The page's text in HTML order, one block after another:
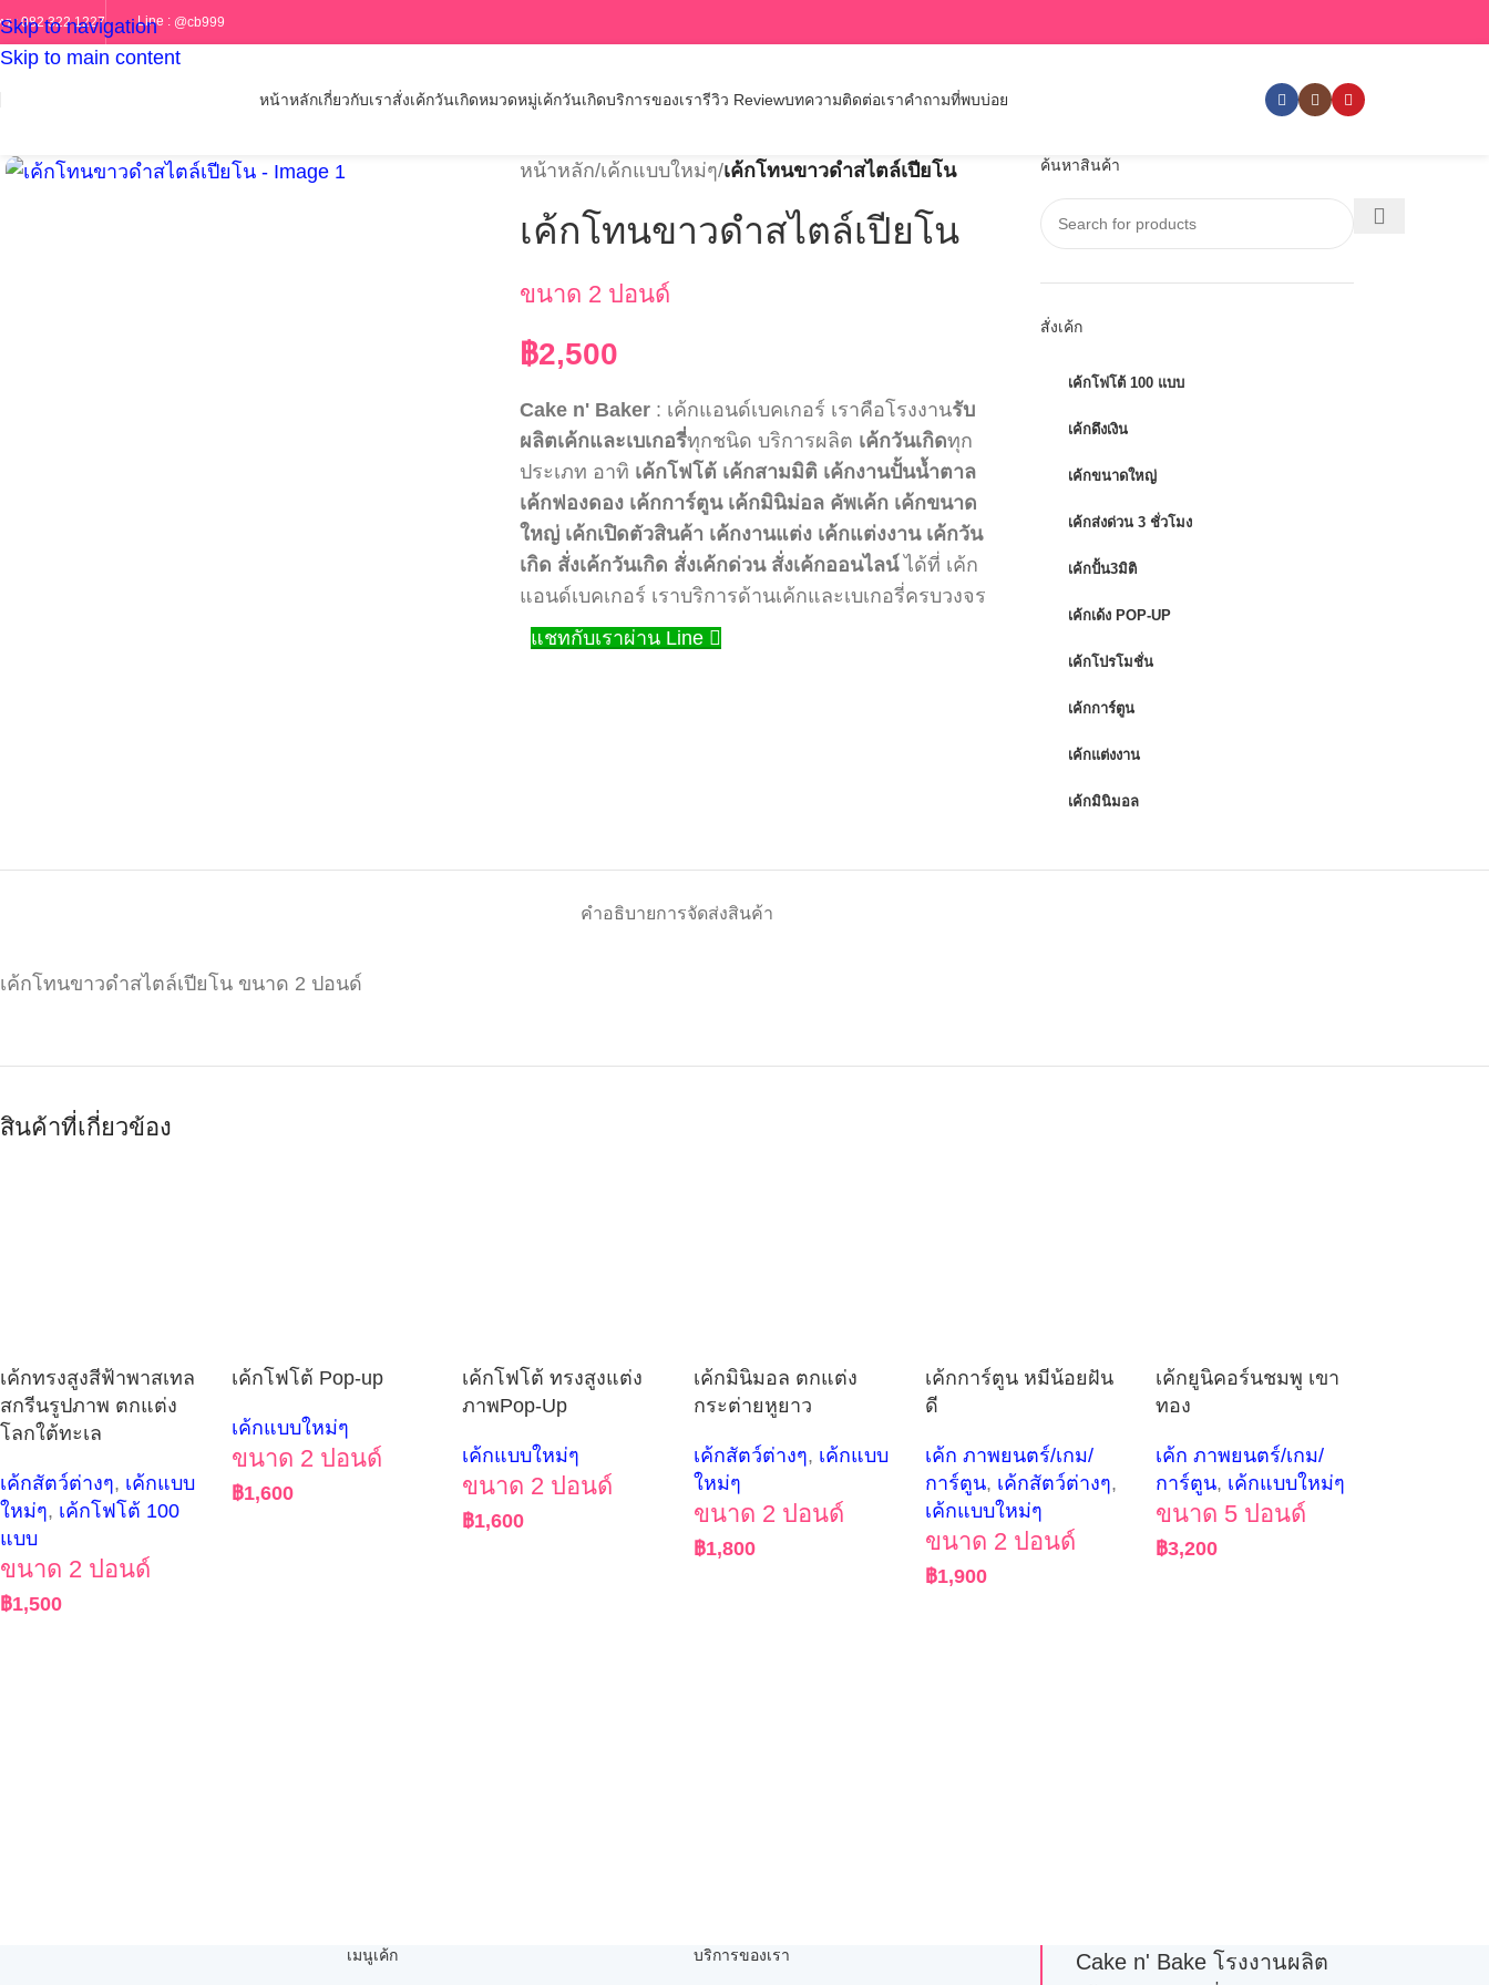
Skip to navigation
Skip to main content
ร : 082 322 1227 Line : @cb999
หน้าหลักเกี่ยวกับเราสั่งเค้กวันเกิดหมวดหมู่เค้กวันเกิดบริการของเรารีวิว Reviewบทความติดต่อเราคำถามที่พบบ่อย
หน้าหลัก/เค้กแบบใหม่ๆ/เค้กโทนขาวดำสไตล์เปียโน
เค้กโทนขาวดำสไตล์เปียโน
ขนาด 2 ปอนด์
฿2,500
Cake n' Baker : เค้กแอนด์เบคเกอร์ เราคือโรงงานรับ
ผลิตเค้กและเบเกอรี่ทุกชนิด บริการผลิต เค้กวันเกิดทุก
ประเภท อาทิ เค้กโฟโต้ เค้กสามมิติ เค้กงานปั้นน้ำตาล
เค้กฟองดอง เค้กการ์ตูน เค้กมินิม่อล คัพเค้ก เค้กขนาด
ใหญ่ เค้กเปิดตัวสินค้า เค้กงานแต่ง เค้กแต่งงาน เค้กวัน
เกิด สั่งเค้กวันเกิด สั่งเค้กด่วน สั่งเค้กออนไลน์ได้ที่ เค้ก
แอนด์เบคเกอร์ เราบริการด้านเค้กและเบเกอรี่ครบวงจร
แชทกับเราผ่าน Line
ค้นหาสินค้า
สั่งเค้ก
เค้กโฟโต้ 100 แบบ
เค้กดึงเงิน
เค้กขนาดใหญ่
เค้กส่งด่วน 3 ชั่วโมง
เค้กปั้น3มิติ
เค้กเด้ง POP-UP
เค้กโปรโมชั่น
เค้กการ์ตูน
เค้กแต่งงาน
เค้กมินิมอล
คำอธิบายการจัดส่งสินค้า
เค้กโทนขาวดำสไตล์เปียโน ขนาด 2 ปอนด์
สินค้าที่เกี่ยวข้อง
เค้กทรงสูงสีฟ้าพาสเทล
สกรีนรูปภาพ ตกแต่ง
โลกใต้ทะเล
เค้กสัตว์ต่างๆ, เค้กแบบ
ใหม่ๆ, เค้กโฟโต้ 100
แบบ
ขนาด 2 ปอนด์
฿1,500
เค้กโฟโต้ Pop-up
เค้กแบบใหม่ๆ
ขนาด 2 ปอนด์
฿1,600
เค้กโฟโต้ ทรงสูงแต่ง
ภาพPop-Up
เค้กแบบใหม่ๆ
ขนาด 2 ปอนด์
฿1,600
เค้กมินิมอล ตกแต่ง
กระต่ายหูยาว
เค้กสัตว์ต่างๆ, เค้กแบบ
ใหม่ๆ
ขนาด 2 ปอนด์
฿1,800
เค้กการ์ตูน หมีน้อยฝัน
ดี
เค้ก ภาพยนตร์/เกม/
การ์ตูน, เค้กสัตว์ต่างๆ,
เค้กแบบใหม่ๆ
ขนาด 2 ปอนด์
฿1,900
เค้กยูนิคอร์นชมพู เขา
ทอง
เค้ก ภาพยนตร์/เกม/
การ์ตูน, เค้กแบบใหม่ๆ
ขนาด 5 ปอนด์
฿3,200
เมนูเค้ก บริการของเรา
Cake n' Bake โรงงานผลิต